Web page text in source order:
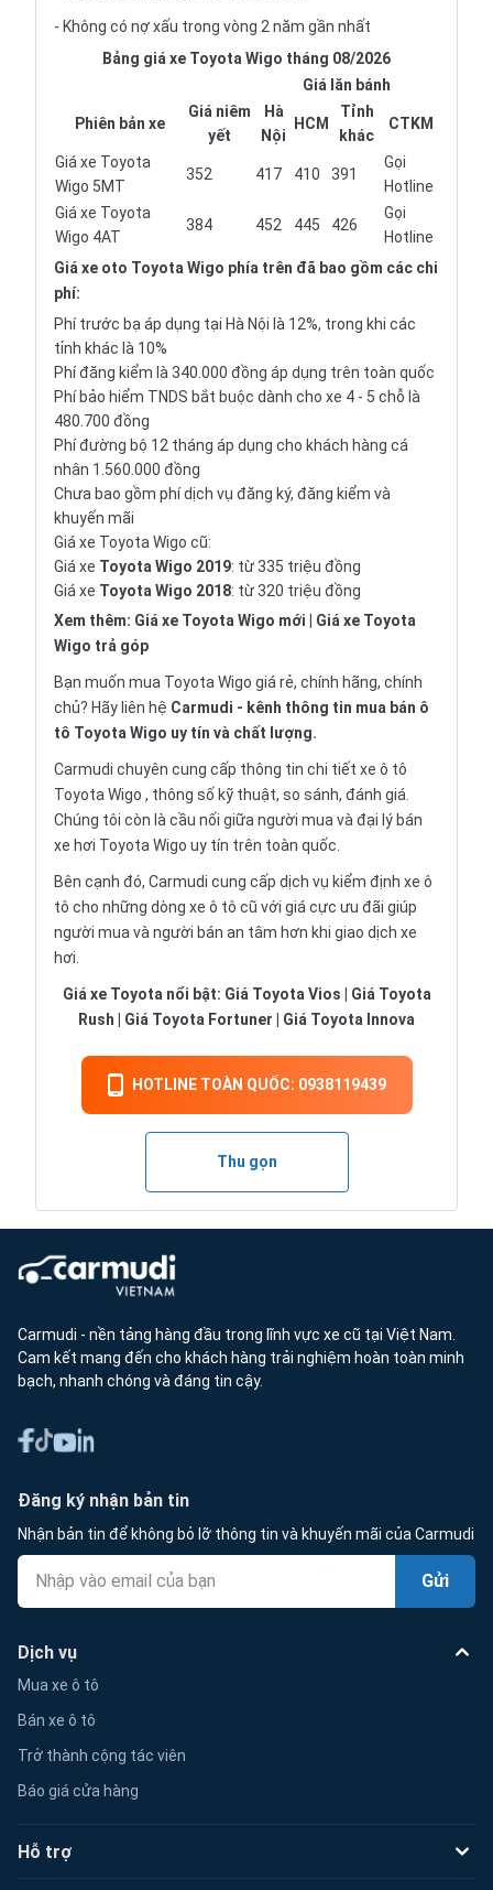
- Không có nợ xấu trong vòng 2 năm gần nhất
Bảng giá xe Toyota Wigo tháng 08/2026
Giá lăn bánh
Phiên bản xe
Giá niêm
yết
Hà
Nội
HCM
Tỉnh
khác
CTKM
Giá xe Toyota
Wigo 5MT
352 417 410 391
Gọi
Hotline
Giá xe Toyota
Wigo 4AT
384 452 445 426
Gọi
Hotline
Giá xe oto Toyota Wigo phía trên đã bao gồm các chi
phí:
Phí trước bạ áp dụng tại Hà Nội là 12%, trong khi các
tỉnh khác là 10%
Phí đăng kiểm là 340.000 đồng áp dụng trên toàn quốc
Phí bảo hiểm TNDS bắt buộc dành cho xe 4 - 5 chỗ là
480.700 đồng
Phí đường bộ 12 tháng áp dụng cho khách hàng cá
nhân 1.560.000 đồng
Chưa bao gồm phí dịch vụ đăng ký, đăng kiểm và
khuyến mãi
Giá xe Toyota Wigo cũ:
Giá xe Toyota Wigo 2019: từ 335 triệu đồng
Giá xe Toyota Wigo 2018: từ 320 triệu đồng
Xem thêm: Giá xe Toyota Wigo mới
Giá xe Toyota
Wigo trả góp
Bạn muốn mua Toyota Wigo giá rẻ, chính hãng, chính
chủ? Hãy liên hệ Carmudi - kênh thông tin mua bán ô
tô Toyota Wigo uy tín và chất lượng.
Carmudi chuyên cung cấp thông tin chi tiết xe ô tô
Toyota Wigo , thông số kỹ thuật, so sánh, đánh giá.
Chúng tôi còn là cầu nối giữa người mua và đại lý bán
xe hơi Toyota Wigo uy tín trên toàn quốc.
Bên cạnh đó, Carmudi cung cấp dịch vụ kiểm định xe ô
tô cho những dòng xe ô tô cũ với giá cực ưu đãi giúp
người mua và người bán an tâm hơn khi giao dịch xe
hơi.
Giá xe Toyota nổi bật: Giá Toyota Vios
Giá Toyota
Rush
Giá Toyota Fortuner Giá Toyota Innova
HOTLINE TOÀN QUỐC: 0938119439
Thu gọn
Carmudi - nền tảng hàng đầu trong lĩnh vực xe cũ tại Việt Nam.
Cam kết mang đến cho khách hàng trải nghiệm hoàn toàn minh
bạch, nhanh chóng và đáng tin cậy.
Đăng ký nhận bản tin
Nhận bản tin để không bỏ lỡ thông tin và khuyến mãi của Carmudi
Gửi
Dịch vụ
Mua xe ô tô
Bán xe ô tô
Trở thành cộng tác viên
Báo giá cửa hàng
Hỗ trợ